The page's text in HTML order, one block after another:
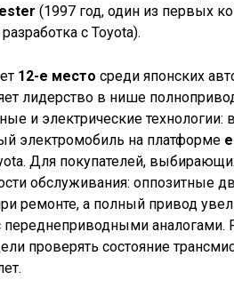
(1997 год, один из первых
с Toyota).
12-е место среди японских
лидерство в нише
и электрические технологии:
электромобиль на платформе
Для покупателей,
обслуживания: оппозитные
ремонте, а полный привод
переднеприводными аналогами.
проверять состояние